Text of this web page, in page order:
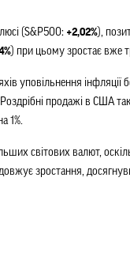
​​(S&P500: +2,02%),
) при цьому зростає вже
уповільнення
Роздрібні продажі в
1%.
світових валют,
зростання,